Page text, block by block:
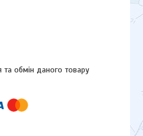
обмін даного товару